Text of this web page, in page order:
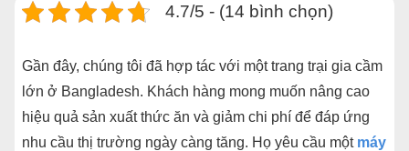
4.7/5 - (14 bình chọn)
Gần đây, chúng tôi đã hợp tác với một trang trại gia cầm
lớn ở Bangladesh. Khách hàng mong muốn nâng cao
hiệu quả sản xuất thức ăn và giảm chi phí để đáp ứng
nhu cầu thị trường ngày càng tăng. Họ yêu cầu một máy